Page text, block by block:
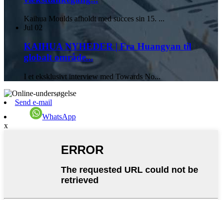
Kaihua Moulds afholdt med succes sin 15. ...
Jul 02
KAIHUA NYHEDER | Fra Huangyan til
globalt område...
I et eksklusivt interview med Towards No...
Send e-mail
WhatsApp
x